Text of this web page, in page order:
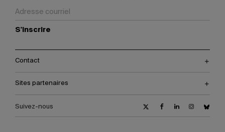
S'inscrire
Contact
Sites partenaires
Suivez-nous